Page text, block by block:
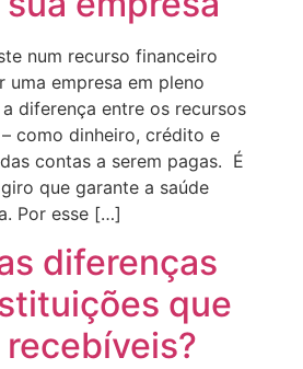
num recurso financeiro
uma empresa em pleno
diferença entre os recursos
como dinheiro, crédito e
contas a serem pagas. É
que garante a saúde
Por esse […]
diferenças
que